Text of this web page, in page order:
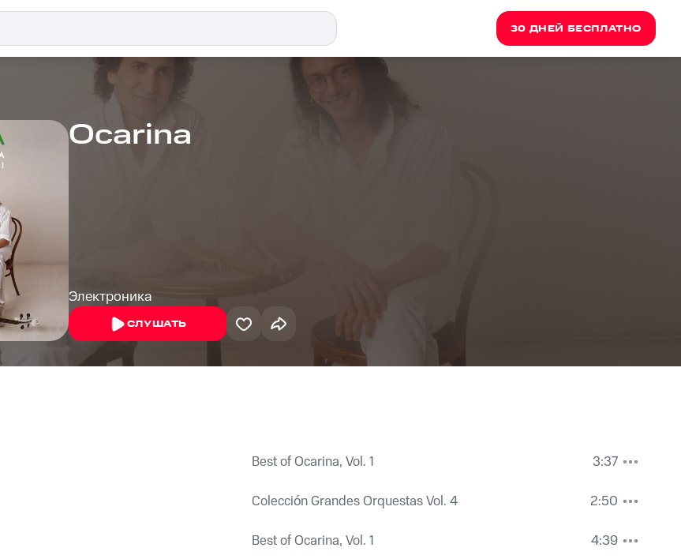
30 ДНЕЙ БЕСПЛАТНО
Ocarina
Электроника
СЛУШАТЬ
Best of Ocarina, Vol. 1
3:37
Colección Grandes Orquestas Vol. 4
2:50
Best of Ocarina, Vol. 1
4:39